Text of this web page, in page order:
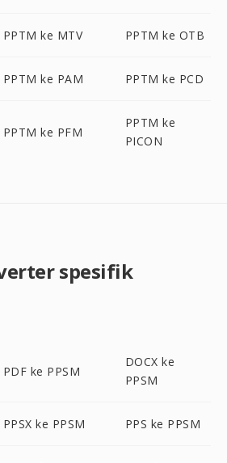
PPTM ke MTV PPTM ke OTB
PPTM ke PAM PPTM ke PCD
PPTM ke PFM
PPTM ke
PICON
spesifik
PDF ke PPSM
DOCX ke
PPSM
PPSX ke PPSM PPS ke PPSM